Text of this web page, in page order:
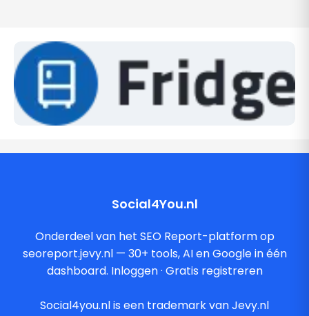
Social4You.nl
Onderdeel van het SEO Report-platform op
seoreport.jevy.nl — 30+ tools, AI en Google in één
dashboard. Inloggen· Gratis registreren
Social4you.nl is een trademark van Jevy.nl